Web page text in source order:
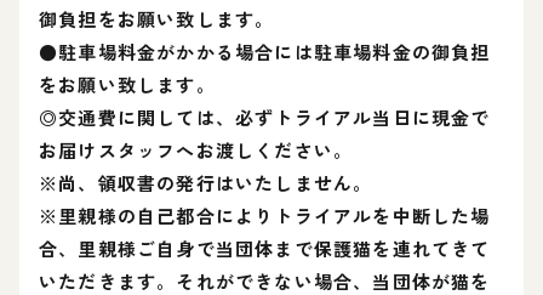
御負担をお願い致します。
●駐車場料金がかかる場合には駐車場料金の御負担
をお願い致します。
◎交通費に関しては、必ずトライアル当日に現金で
お届けスタッフへお渡しください。
※尚、領収書の発行はいたしません。
※里親様の自己都合によりトライアルを中断した場
合、里親様ご自身で当団体まで保護猫を連れてきて
いただきます。それができない場合、当団体が猫を